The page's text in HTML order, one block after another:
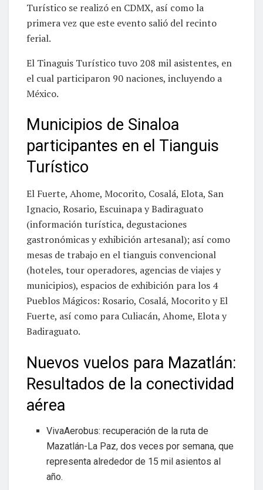
Turístico se realizó en CDMX, así como la
primera vez que este evento salió del recinto
ferial.
El Tinaguis Turístico tuvo 208 mil asistentes, en
el cual participaron 90 naciones, incluyendo a
México.
Municipios de Sinaloa
participantes en el Tianguis
Turístico
El Fuerte, Ahome, Mocorito, Cosalá, Elota, San
Ignacio, Rosario, Escuinapa y Badiraguato
(información turística, degustaciones
gastronómicas y exhibición artesanal); así como
mesas de trabajo en el tianguis convencional
(hoteles, tour operadores, agencias de viajes y
municipios), espacios de exhibición para los 4
Pueblos Mágicos: Rosario, Cosalá, Mocorito y El
Fuerte, así como para Culiacán, Ahome, Elota y
Badiraguato.
Nuevos vuelos para Mazatlán:
Resultados de la conectividad
aérea
VivaAerobus: recuperación de la ruta de
Mazatlán-La Paz, dos veces por semana, que
representa alrededor de 15 mil asientos al
año.